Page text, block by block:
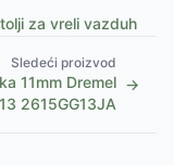
za vreli vazduh
Sledeći proizvod
11mm Dremel
2615GG13JA
→